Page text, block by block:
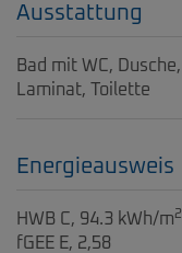
Ausstattung
Bad mit WC Dusche
Laminat
Toilette
Energieausweis
HWB C, 94.3 kWh/m2
fGEE E, 2,58